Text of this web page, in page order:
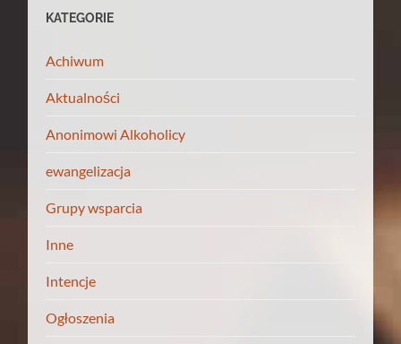
KATEGORIE
Achiwum
Aktualności
Anonimowi Alkoholicy
ewangelizacja
Grupy wsparcia
Inne
Intencje
Ogłoszenia